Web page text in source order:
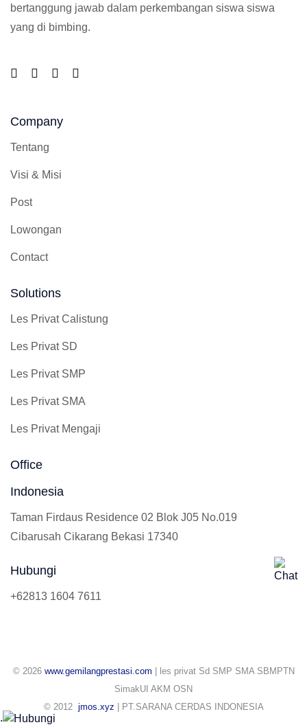
bertanggung jawab dalam perkembangan siswa siswa
yang di bimbing.
Company
Tentang
Visi & Misi
Post
Lowongan
Contact
Solutions
Les Privat Calistung
Les Privat SD
Les Privat SMP
Les Privat SMA
Les Privat Mengaji
Office
Indonesia
Taman Firdaus Residence 02 Blok J05 No.019
Cibarusah Cikarang Bekasi 17340
Hubungi
+62813 1604 7611
© 2026 www.gemilangprestasi.com | les privat Sd SMP SMA SBMPTN
SimakUI AKM OSN
© 2012 jmos.xyz | PT.SARANA CERDAS INDONESIA
.